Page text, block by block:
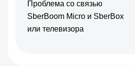
Проблема со связью
SberBoom Micro и SberBox
или телевизора